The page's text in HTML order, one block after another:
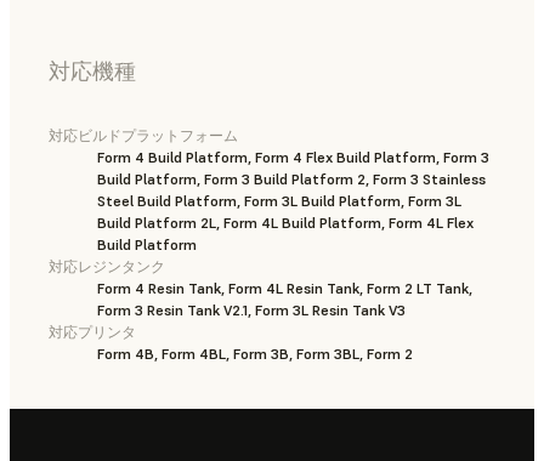
対応機種
対応ビルドプラットフォーム
Form 4 Build Platform, Form 4 Flex Build Platform, Form 3
Build Platform, Form 3 Build Platform 2, Form 3 Stainless
Steel Build Platform, Form 3L Build Platform, Form 3L
Build Platform 2L, Form 4L Build Platform, Form 4L Flex
Build Platform
対応レジンタンク
Form 4 Resin Tank, Form 4L Resin Tank, Form 2 LT Tank,
Form 3 Resin Tank V2.1, Form 3L Resin Tank V3
対応プリンタ
Form 4B, Form 4BL, Form 3B, Form 3BL, Form 2